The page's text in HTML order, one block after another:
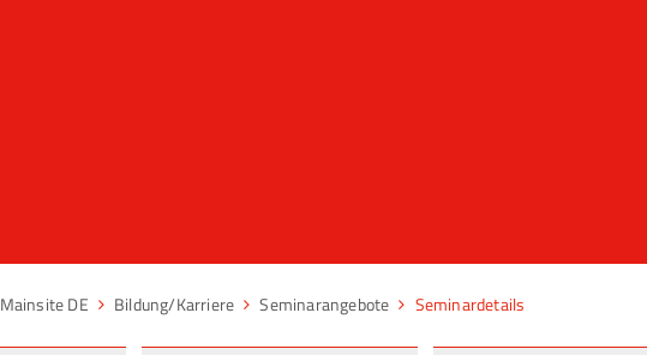
Mainsite DE Bildung/Karriere Seminarangebote Seminardetails